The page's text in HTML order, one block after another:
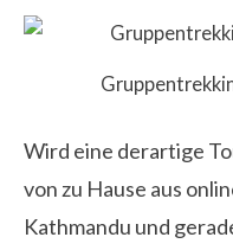
Wird eine derartige
von zu Hause aus
Kathmandu und